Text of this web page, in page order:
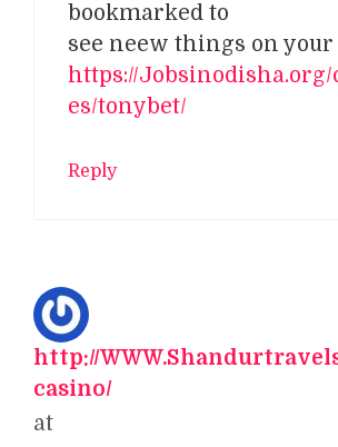
bookmarked to
see neew things on your
https://
es/tonybet/
Reply
http://
casino/
at